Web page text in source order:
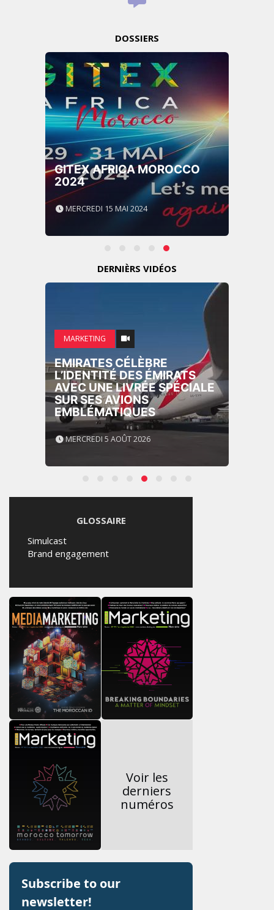
DOSSIERS
GITEX AFRICA MOROCCO
2024
MERCREDI 15 MAI 2024
DERNIÈRS VIDÉOS
MARKETING
EMIRATES CÉLÈBRE
L’IDENTITÉ DES ÉMIRATS
AVEC UNE LIVRÉE SPÉCIALE
SUR SES AVIONS
EMBLÉMATIQUES
MERCREDI 5 AOÛT 2026
GLOSSAIRE
Simulcast
Brand engagement
Voir les
derniers
numéros